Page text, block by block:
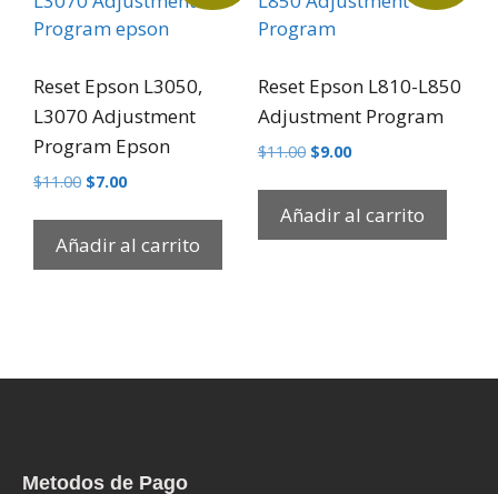
Reset Epson L3050,
L3070 Adjustment
Program Epson
$11.00 $7.00
Añadir al carrito
Reset Epson L810-L850
Adjustment Program
$11.00 $9.00
Añadir al carrito
Metodos de Pago